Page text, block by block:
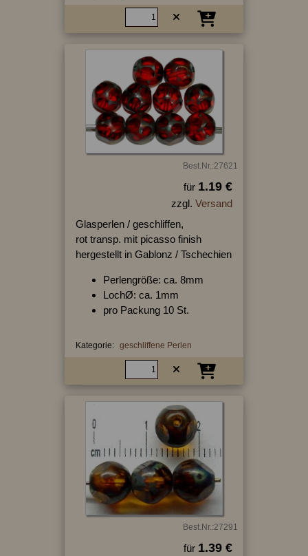
Best.Nr.:27621
für 1.19 €
zzgl. Versand
Glasperlen / geschliffen,
rot transp. mit picasso finish
hergestellt in Gablonz / Tschechien
Perlengröße: ca. 8mm
LochØ: ca. 1mm
pro Packung 10 St.
Kategorie: geschliffene Perlen
Best.Nr.:27291
für 1.39 €